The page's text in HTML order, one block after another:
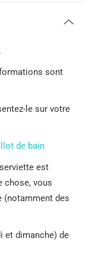
sont
le sur votre
de bain
est
chose, vous
(notamment des
et dimanche) de